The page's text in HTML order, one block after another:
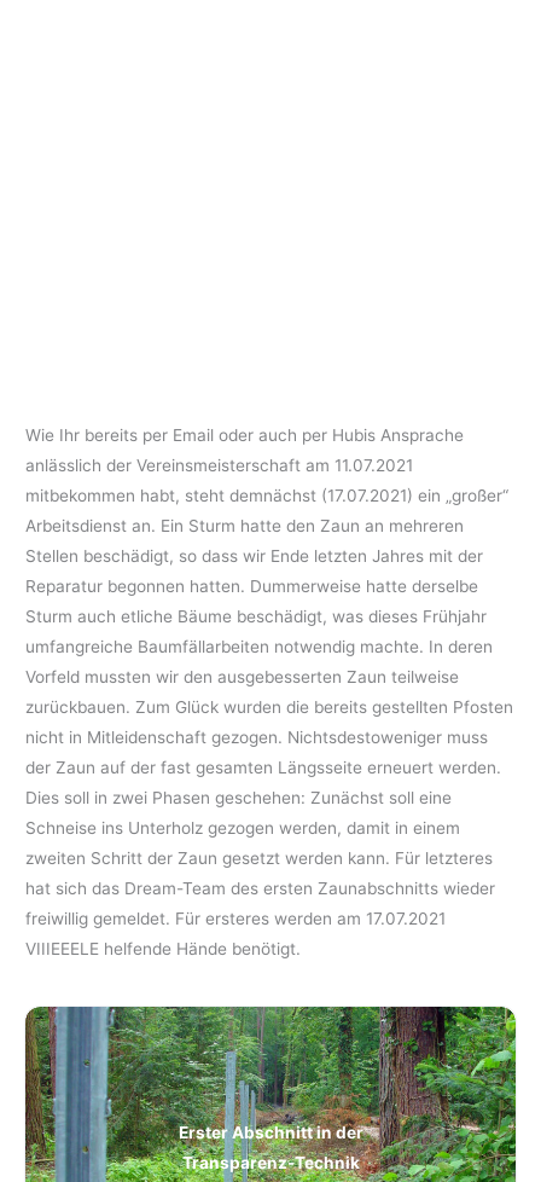
Wie Ihr bereits per Email oder auch per Hubis Ansprache
anlässlich der Vereinsmeisterschaft am 11.07.2021
mitbekommen habt, steht demnächst (17.07.2021) ein „großer“
Arbeitsdienst an. Ein Sturm hatte den Zaun an mehreren
Stellen beschädigt, so dass wir Ende letzten Jahres mit der
Reparatur begonnen hatten. Dummerweise hatte derselbe
Sturm auch etliche Bäume beschädigt, was dieses Frühjahr
umfangreiche Baumfällarbeiten notwendig machte. In deren
Vorfeld mussten wir den ausgebesserten Zaun teilweise
zurückbauen. Zum Glück wurden die bereits gestellten Pfosten
nicht in Mitleidenschaft gezogen. Nichtsdestoweniger muss
der Zaun auf der fast gesamten Längsseite erneuert werden.
Dies soll in zwei Phasen geschehen: Zunächst soll eine
Schneise ins Unterholz gezogen werden, damit in einem
zweiten Schritt der Zaun gesetzt werden kann. Für letzteres
hat sich das Dream-Team des ersten Zaunabschnitts wieder
freiwillig gemeldet. Für ersteres werden am 17.07.2021
VIIIEEELE helfende Hände benötigt.
Erster Abschnitt in der
Transparenz-Technik